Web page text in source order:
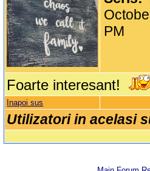
PM
Foarte interesant!
Inapoi sus
Utilizatori in acelasi